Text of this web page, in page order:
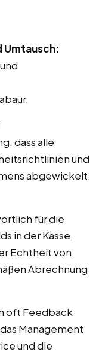
Umtausch:
dass alle
und
abgewickelt
für die
in der Kasse,
Echtheit von
Abrechnung
oft Feedback
Management
und die